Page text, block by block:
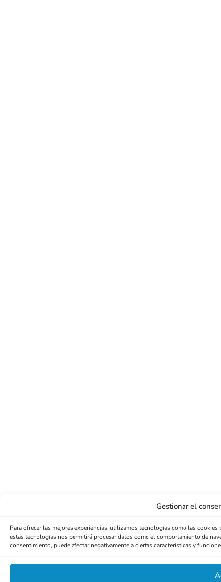
Gestionar el
Para ofrecer las mejores experiencias, utilizamos tecnologías como las
estas tecnologías nos permitirá procesar datos como el comportamiento de
consentimiento, puede afectar negativamente a ciertas características y